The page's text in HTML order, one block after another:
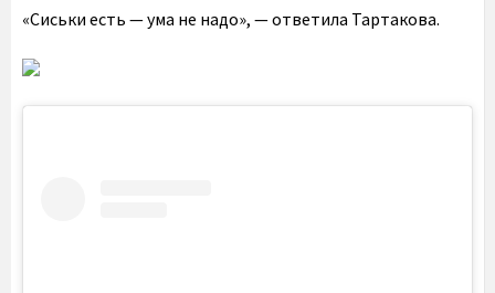
«Сиськи есть — ума не надо», — ответила Тартакова.